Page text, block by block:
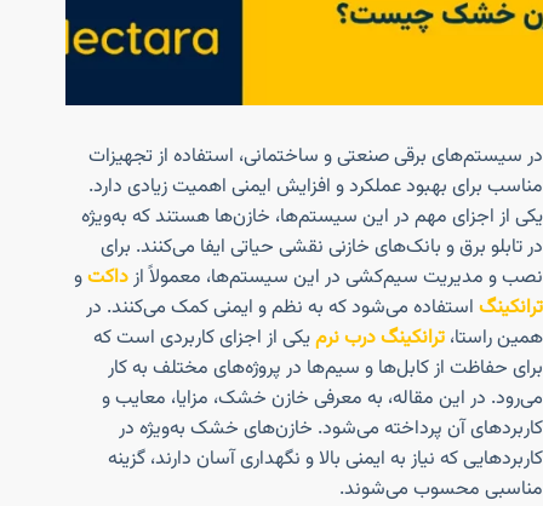
در سیستم‌های برقی صنعتی و ساختمانی، استفاده از تجهیزات
مناسب برای بهبود عملکرد و افزایش ایمنی اهمیت زیادی دارد.
یکی از اجزای مهم در این سیستم‌ها، خازن‌ها هستند که به‌ویژه
در تابلو برق و بانک‌های خازنی نقشی حیاتی ایفا می‌کنند. برای
نصب و مدیریت سیم‌کشی در این سیستم‌ها، معمولاً ازداکتو
ترانکینگ استفاده می‌شود که به نظم و ایمنی کمک می‌کنند. در
همین راستا، ترانکینگ درب نرمیکی از اجزای کاربردی است که
برای حفاظت از کابل‌ها و سیم‌ها در پروژه‌های مختلف به کار
می‌رود. در این مقاله، به معرفی خازن خشک، مزایا، معایب و
کاربردهای آن پرداخته می‌شود. خازن‌های خشک به‌ویژه در
کاربردهایی که نیاز به ایمنی بالا و نگهداری آسان دارند، گزینه
مناسبی محسوب می‌شوند.